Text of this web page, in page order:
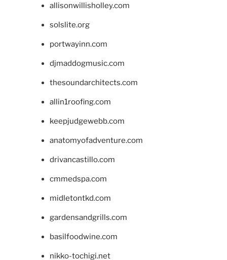
allisonwillisholley.com
solslite.org
portwayinn.com
djmaddogmusic.com
thesoundarchitects.com
allin1roofing.com
keepjudgewebb.com
anatomyofadventure.com
drivancastillo.com
cmmedspa.com
midletontkd.com
gardensandgrills.com
basilfoodwine.com
nikko-tochigi.net